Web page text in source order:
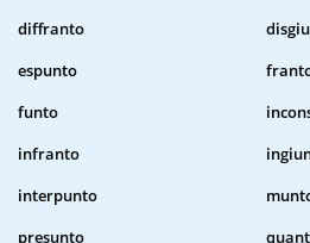
diffranto
espunto
funto
infranto
interpunto
presunto